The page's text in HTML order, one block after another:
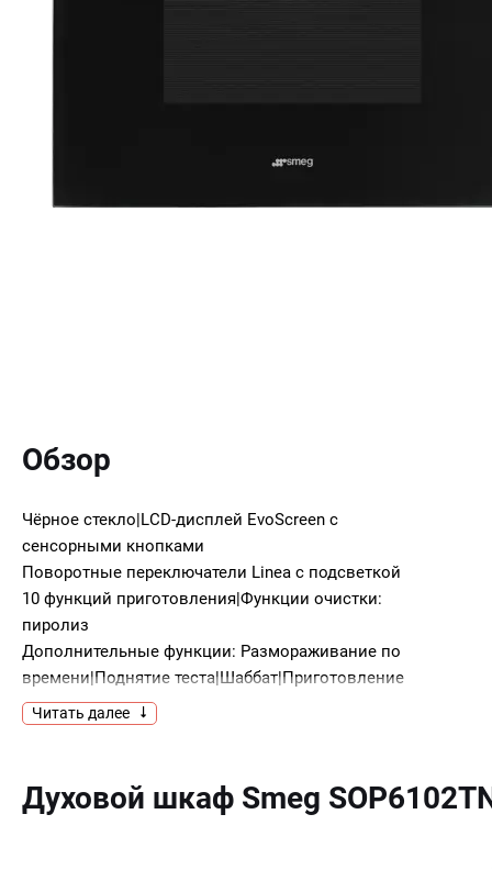
Обзор
Чёрное стекло|LCD-дисплей EvoScreen с
сенсорными кнопками
Поворотные переключатели Linea с подсветкой
10 функций приготовления|Функции очистки:
пиролиз
Дополнительные функции: Размораживание по
времени|Поднятие теста|Шаббат|Приготовление
на камне|Барбекю|Аэрогриль
Другие опции: Поддержание тепла|Eco Light|
Электронный программатор: таймер|отсрочка
включения|автоматическое выключение в
Читать далее
Духовой шкаф Smeg